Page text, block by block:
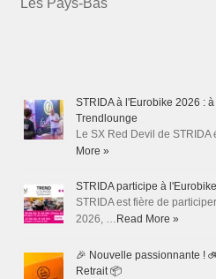
Les Pays-Bas
STRIDA à l'Eurobike 2026 :
Trendlounge
Le SX Red Devil de
More »
STRIDA participe à
STRIDA est fière de
2026, … Read More »
🎉 Nouvelle passionnante !
Retrait 📦